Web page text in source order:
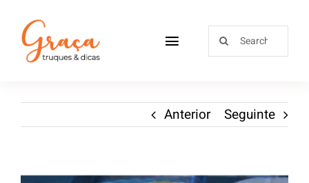
Receitas
Anterior Seguinte